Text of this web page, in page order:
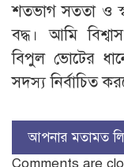
শতভাগ সততা ও
বদ্ধ। আমি
বিপুল ভোটের
সদস্য নির্বাচিত
আপনার মতামত
Comments are